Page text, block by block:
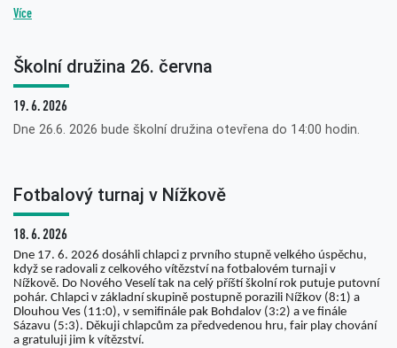
Více
Školní družina 26. června
19. 6. 2026
Dne 26.6. 2026 bude školní družina otevřena do 14:00 hodin.
Fotbalový turnaj v Nížkově
18. 6. 2026
Dne 17. 6. 2026 dosáhli chlapci z prvního stupně velkého úspěchu,
když se radovali z celkového vítězství na fotbalovém turnaji v
Nížkově. Do Nového Veselí tak na celý příští školní rok putuje putovní
pohár. Chlapci v základní skupině postupně porazili Nížkov (8:1) a
Dlouhou Ves (11:0), v semifinále pak Bohdalov (3:2) a ve finále
Sázavu (5:3). Děkuji chlapcům za předvedenou hru, fair play chování
a gratuluji jim k vítězství.